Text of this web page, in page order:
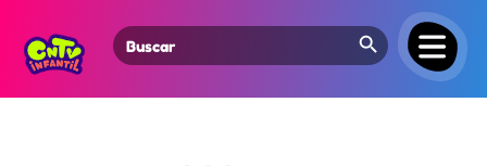
Search
for:
Search Button